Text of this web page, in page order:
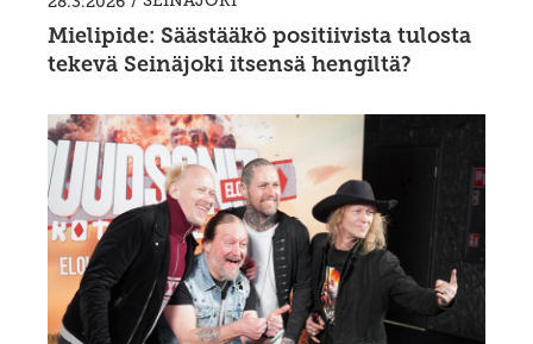
Mielipide: Säästääkö positiivista tulosta
tekevä Seinäjoki itsensä hengiltä?